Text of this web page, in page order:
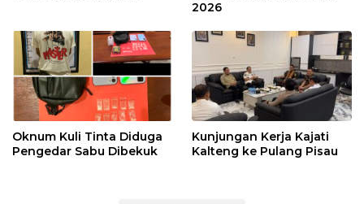
2026
Oknum Kuli Tinta Diduga
Pengedar Sabu Dibekuk
Kunjungan Kerja Kajati
Kalteng ke Pulang Pisau